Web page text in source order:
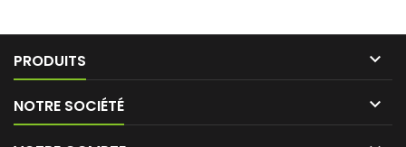
vente directe.
PRODUITS 
NOTRE SOCIÉTÉ 